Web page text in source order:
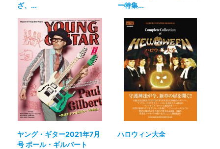
ざ、...
ー特集...
ヤング・ギター2021年7月
号 ポール・ギルバート
ハロウィン大全